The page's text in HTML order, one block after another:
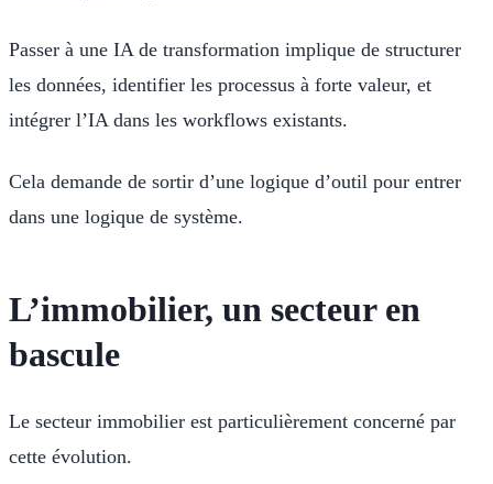
Passer à une IA de transformation implique de structurer
les données, identifier les processus à forte valeur, et
intégrer l’IA dans les workflows existants.
Cela demande de sortir d’une logique d’outil pour entrer
dans une logique de système.
L’immobilier, un secteur en
bascule
Le secteur immobilier est particulièrement concerné par
cette évolution.